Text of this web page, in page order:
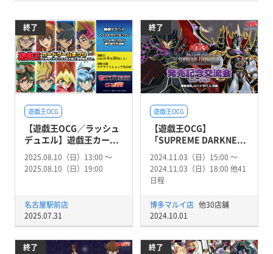
終了
遊戯王OCG
【遊戯王OCG／ラッシュ
デュエル】遊戯王カー...
2025.08.10（日）13:00 〜
2025.08.10（日）19:00
名古屋駅前店
2025.07.31
終了
遊戯王OCG
【遊戯王OCG】
「SUPREME DARKNE...
2024.11.03（日）15:00 〜
2024.11.03（日）18:00 他41
日程
博多マルイ店 他30店舗
2024.10.01
終了 終了